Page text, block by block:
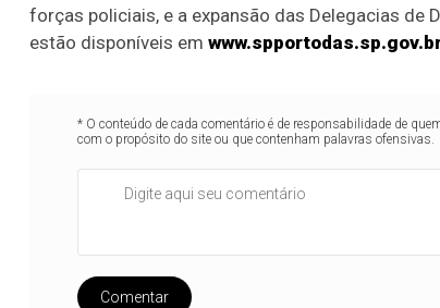
forças policiais, e a expansão das Delegacias
estão disponíveis em
* O conteúdo de cada comentário é de responsabilidade de
com o propósito do site ou que contenham palavras ofensivas.
Comentar